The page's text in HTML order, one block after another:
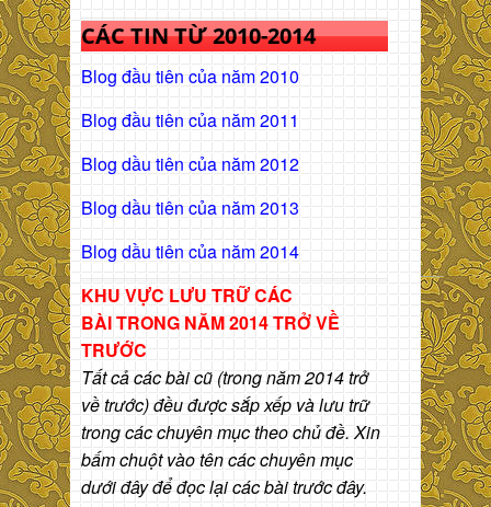
CÁC TIN TỪ 2010-2014
Blog đầu tiên của năm 2010
Blog đầu tiên của năm 2011
Blog dầu tiên của năm 2012
Blog dầu tiên của năm 2013
Blog dầu tiên của năm 2014
KHU VỰC LƯU TRỮ CÁC
BÀITRONG NĂM 2014 TRỞ VỀ
TRƯỚC
Tất cả các bài cũ (trong năm 2014 trở
về trước) đều được sắp xếp và lưu trữ
trong các chuyên mục theo chủ đề. Xin
bấm chuột vào tên các chuyên mục
dưới đây để đọc lại các bài trước đây.